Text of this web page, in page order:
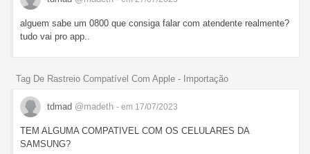
alguem sabe um 0800 que consiga falar com atendente realmente?
tudo vai pro app..
Tag De Rastreio Compatível Com Apple - Importação
tdmad @madeth - em 17/07/2023
TEM ALGUMA COMPATIVEL COM OS CELULARES DA
SAMSUNG?